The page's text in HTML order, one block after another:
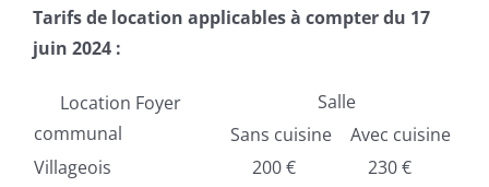
Tarifs de location applicables à compter du 17
juin 2024 :
Location Foyer
communal
Salle
Sans cuisine
Avec cuisine
Villageois
200 € 230 €